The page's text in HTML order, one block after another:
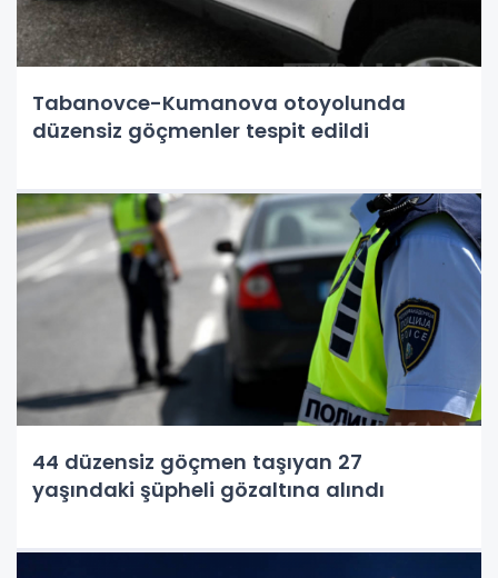
Tabanovce-Kumanova otoyolunda
düzensiz göçmenler tespit edildi
44 düzensiz göçmen taşıyan 27
yaşındaki şüpheli gözaltına alındı